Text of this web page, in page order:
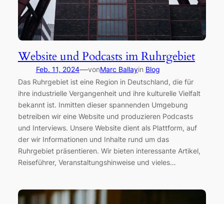
Website und Podcasts im Ruhrgebiet
Feb. 11, 2024—vonMarc Ballayin Blog
Das Ruhrgebiet ist eine Region in Deutschland, die für
ihre industrielle Vergangenheit und ihre kulturelle Vielfalt
bekannt ist. Inmitten dieser spannenden Umgebung
betreiben wir eine Website und produzieren Podcasts
und Interviews. Unsere Website dient als Plattform, auf
der wir Informationen und Inhalte rund um das
Ruhrgebiet präsentieren. Wir bieten interessante Artikel,
Reiseführer, Veranstaltungshinweise und vieles…